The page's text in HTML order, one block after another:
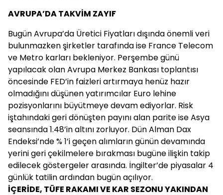
AVRUPA’DA TAKVİM ZAYIF
Bugün Avrupa’da Üretici Fiyatları dışında önemli veri
bulunmazken şirketler tarafında ise France Telecom
ve Metro karları bekleniyor. Perşembe günü
yapılacak olan Avrupa Merkez Bankası toplantısı
öncesinde FED’in faizleri artırmaya henüz hazır
olmadığını düşünen yatırımcılar Euro lehine
pozisyonlarını büyütmeye devam ediyorlar. Risk
iştahındaki geri dönüşten payını alan parite ise Asya
seansında 1.48’in altını zorluyor. Dün Alman Dax
Endeksi’nde % 1’i geçen alımların günün devamında
yerini geri çekilmelere bırakması bugüne ilişkin takip
edilecek göstergeler arasında. İngilter’de piyasalar 4
günlük tatilin ardından bugün açılıyor.
İÇERİDE, TÜFE RAKAMI VE KAR SEZONU YAKINDAN